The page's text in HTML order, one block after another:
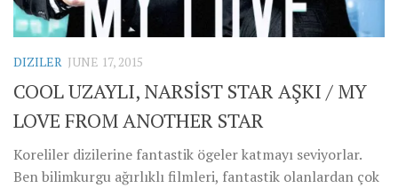
DIZILER JUNE 17, 2015
COOL UZAYLI, NARSİST STAR AŞKI / MY
LOVE FROM ANOTHER STAR
Koreliler dizilerine fantastik ögeler katmayı seviyorlar.
Ben bilimkurgu ağırlıklı filmleri, fantastik olanlardan çok